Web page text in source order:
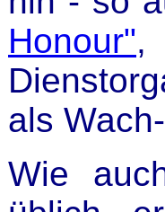
Honour",
als
Wie